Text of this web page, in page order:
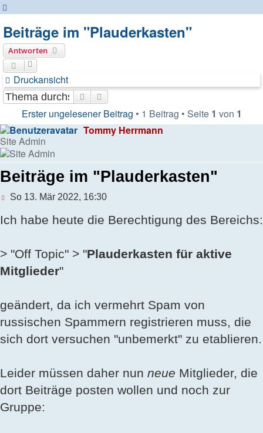
Beiträge im "Plauderkasten"
Antworten
Druckansicht
Suche
Erster ungelesener Beitrag • 1 Beitrag • Seite 1 von 1
Tommy Herrmann
Site Admin
Beiträge im "Plauderkasten"
Ungelesener
So 13. Mär 2022, 16:30
Ich habe heute die Berechtigung des Bereichs:
> "Off Topic" > "Plauderkasten für aktive
Mitglieder"
geändert, da ich vermehrt Spam von
russischen Spammern registrieren muss, die
sich dort versuchen "unbemerkt" zu etablieren.
Leider müssen daher nun neue Mitglieder, die
dort Beiträge posten wollen und noch zur
Gruppe: